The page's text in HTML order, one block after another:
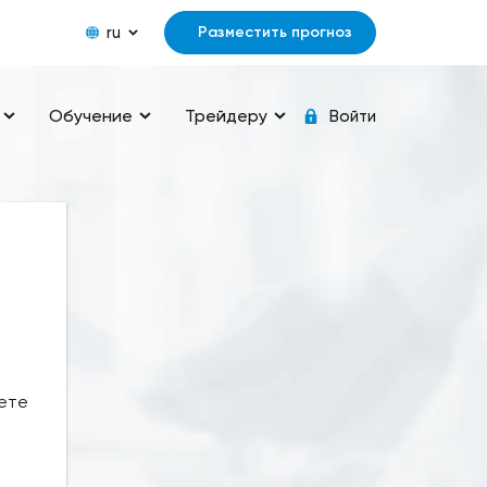
ru Разместить прогноз
Обучение Трейдеру Войти